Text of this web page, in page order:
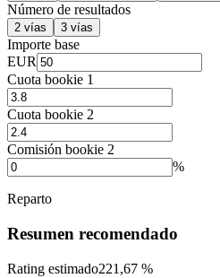
Número de resultados
2 vías 3 vías
Importe base
EUR
Cuota bookie 1
Cuota bookie 2
Comisión bookie 2
%
Reparto
Resumen recomendado
Rating estimado221,67 %